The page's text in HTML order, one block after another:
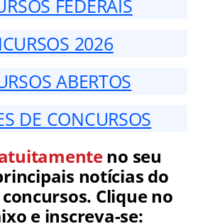
FEDERAIS
2026
ABERTOS
DE CONCURSOS
no seu
notícias do
Clique no
e inscreva-se: